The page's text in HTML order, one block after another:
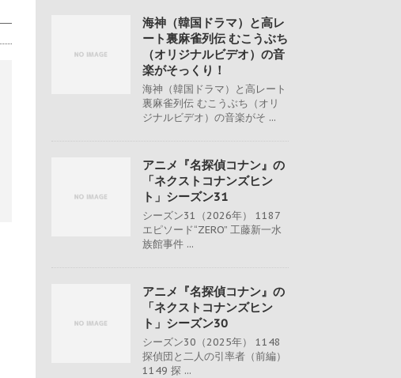
海神（韓国ドラマ）と高レ
ート裏麻雀列伝 むこうぶち
（オリジナルビデオ）の音
楽がそっくり！
海神（韓国ドラマ）と高レート
裏麻雀列伝 むこうぶち（オリ
ジナルビデオ）の音楽がそ ...
アニメ『名探偵コナン』の
「ネクストコナンズヒン
ト」シーズン31
シーズン31（2026年） 1187
エピソード“ZERO” 工藤新一水
族館事件 ...
アニメ『名探偵コナン』の
「ネクストコナンズヒン
ト」シーズン30
シーズン30（2025年） 1148
探偵団と二人の引率者（前編）
1149 探 ...